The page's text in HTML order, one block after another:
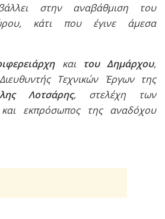
στην αναβάθμιση του
κάτι που έγινε άμεσα
και του Δημάρχου,
Τεχνικών Έργων της
Λοτσάρης, στελέχη των
εκπρόσωπος της αναδόχου